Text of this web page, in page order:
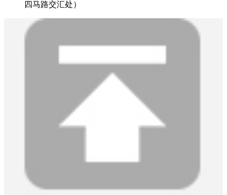
四马路交汇处）